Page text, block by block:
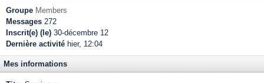
Groupe Members
Messages 272
Inscrit(e) (le) 30-décembre 12
Dernière activité hier, 12:04
Mes informations